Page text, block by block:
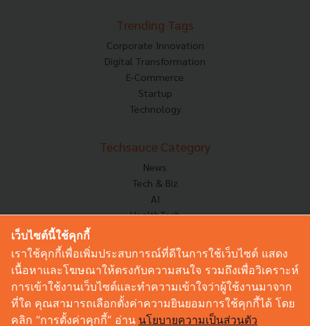
Trending Tags
Corporate Innovation
Digital Transformation
E-Commerce
Startup
Technology
Techsauce Category
News
Tech & Biz
AI
HealthTech
Corp Innov
Saucy Thoughts
Sustainable
Videos
เว็บไซต์นี้ใช้คุกกี้
เราใช้คุกกี้เพื่อเพิ่มประสบการณ์ที่ดีในการใช้เว็บไซต์ แสดง
เนื้อหาและโฆษณาให้ตรงกับความสนใจ รวมถึงเพื่อวิเคราะห์
การเข้าใช้งานเว็บไซต์และทำความเข้าใจว่าผู้ใช้งานมาจาก
ที่ใด คุณสามารถเลือกตั้งค่าความยินยอมการใช้คุกกี้ได้ โดย
คลิก “การตั้งค่าคุกกี้” อ่าน นโยบายความเป็นส่วนตัว